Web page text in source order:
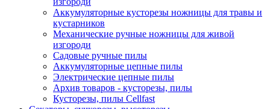
Аккумуляторные кусторезы ножницы для травы и
кустарников
Механические ручные ножницы для живой
изгороди
Садовые ручные пилы
Аккумуляторные цепные пилы
Электрические цепные пилы
Архив товаров - кусторезы, пилы
Кусторезы, пилы Cellfast